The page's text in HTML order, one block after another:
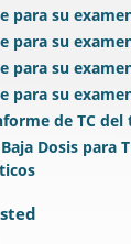
para su
para su
para su
para su
de TC del
Dosis para